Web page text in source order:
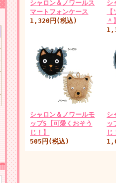
シャロン＆ノワールス
マートフォンケース
1,320円(税込)
シ
＾
シャロン＆ノワールモ
ップS【可愛くおそう
じ！】
505円(税込)
シ
ッ
じ